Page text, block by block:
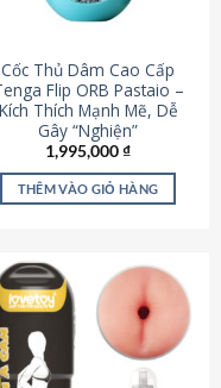
Cốc Thủ Dâm Cao Cấp
Flip ORB Pastaio –
Kích Thích Mạnh Mẽ, Dễ
Gây “Nghiện”
1,995,000₫
THÊM VÀO GIỎ HÀNG